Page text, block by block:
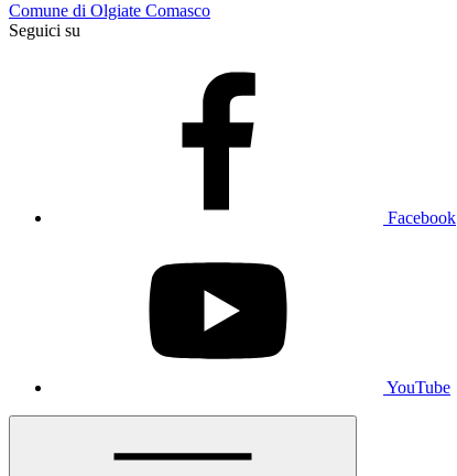
Comune di Olgiate Comasco
Seguici su
Facebook
YouTube